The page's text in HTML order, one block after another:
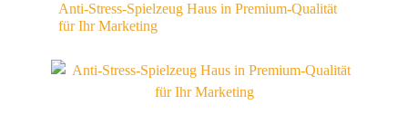
Anti-Stress-Spielzeug Haus in Premium-Qualität
für Ihr Marketing